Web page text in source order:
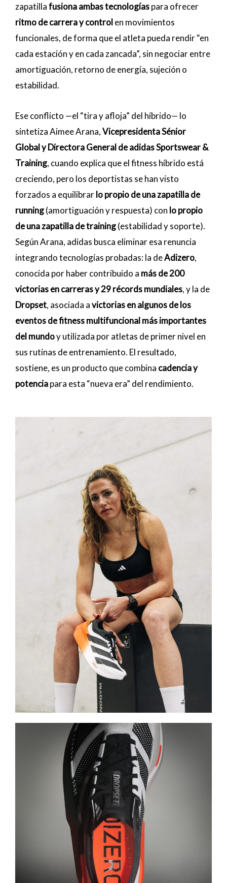
zapatillafusiona ambas tecnologíaspara ofrecer
ritmo de carrera y controlen movimientos
funcionales, de forma que el atleta pueda rendir “en
cada estación y en cada zancada”, sin negociar entre
amortiguación, retorno de energía, sujeción o
estabilidad.
Ese conflicto —el “tira y afloja” del híbrido— lo
sintetiza Aimee Arana,Vicepresidenta Sénior
Global y Directora General de adidas Sportswear &
Training, cuando explica que el fitness híbrido está
creciendo, pero los deportistas se han visto
forzados a equilibrarlo propio de una zapatilla de
running(amortiguación y respuesta) con lo propio
de una zapatilla de training(estabilidad y soporte).
Según Arana, adidas busca eliminar esa renuncia
integrando tecnologías probadas: la deAdizero,
conocida por haber contribuido a más de 200
victorias en carreras y 29 récords mundiales, y la de
Dropset, asociada avictorias en algunos de los
eventos de fitness multifuncional más importantes
del mundoy utilizada por atletas de primer nivel en
sus rutinas de entrenamiento. El resultado,
sostiene, es un producto que combina cadencia y
potenciapara esta “nueva era” del rendimiento.